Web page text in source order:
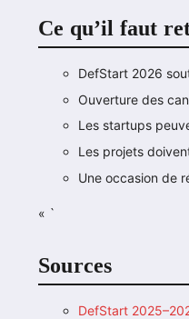
Ce qu’il faut
DefStart 2026
Ouverture des
Les startups
Les projets
Une occasion de
« `
Sources
DefStart